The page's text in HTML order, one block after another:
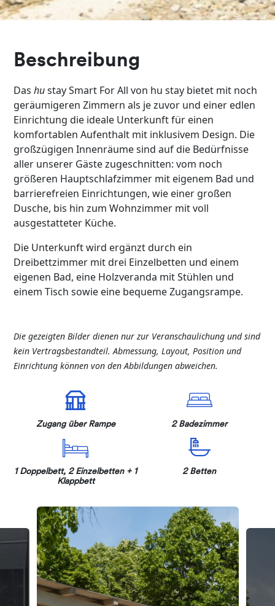
Beschreibung
Dashustay Smart For All von hu stay bietet mit noch
geräumigeren Zimmern als je zuvor und einer edlen
Einrichtung die ideale Unterkunft für einen
komfortablen Aufenthalt mit inklusivem Design. Die
großzügigen Innenräume sind auf die Bedürfnisse
aller unserer Gäste zugeschnitten: vom noch
größeren Hauptschlafzimmer mit eigenem Bad und
barrierefreien Einrichtungen, wie einer großen
Dusche, bis hin zum Wohnzimmer mit voll
ausgestatteter Küche.
Die Unterkunft wird ergänzt durch ein
Dreibettzimmer mit drei Einzelbetten und einem
eigenen Bad, eine Holzveranda mit Stühlen und
einem Tisch sowie eine bequeme Zugangsrampe.
Die gezeigten Bilder dienen nur zur Veranschaulichung und sind
kein Vertragsbestandteil. Abmessung, Layout, Position und
Einrichtung können von den Abbildungen abweichen.
Zugang über Rampe 2 Badezimmer
1 Doppelbett, 2 Einzelbetten + 1
Klappbett
2 Betten